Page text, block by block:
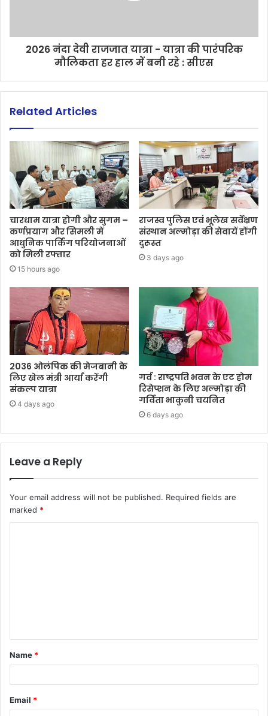
2026 नंदा देवी राजजात यात्रा - यात्रा की पारंपरिक
मौलिकता हर हाल में बनी रहे : सीएस
Related Articles
चारधाम यात्रा होगी और सुगम –
कर्णप्रयाग और सिमली में
आधुनिक पार्किंग परियोजनाओं
को मिली रफ्तार
15 hours ago
राजस्व पुलिस एवं भूलेख सर्वेक्षण
संस्थान अल्मोड़ा की सेवायें होंगी
दुरूस्त
3 days ago
2036 ओलंपिक की मेजबानी के
लिए खेल मंत्री आर्या करेंगी
संकल्प यात्रा
4 days ago
गर्व : राष्ट्रपति भवन के एट होम
रिसेप्शन के लिए अल्मोड़ा की
गर्विता भाकुनी चयनित
6 days ago
Leave a Reply
Your email address will not be published. Required fields are
marked *
t
*
Name *
Email *